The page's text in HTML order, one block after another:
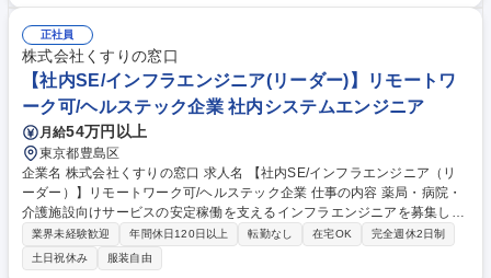
リオの最適化 ■AM部門の組織マネジメント、チームビルディング ※自社
保有と顧客保有の双方に関わり、多様な投資案件の経験を積めます。 募集
職種 【AM責任者/幹部候補】都心高級不動産×富裕層/年休130日・裁量
正社員
株式会社くすりの窓口
【社内SE/インフラエンジニア(リーダー)】リモートワ
ーク可/ヘルステック企業 社内システムエンジニア
月給54万円以上
東京都豊島区
企業名 株式会社くすりの窓口 求人名 【社内SE/インフラエンジニア（リ
ーダー）】リモートワーク可/ヘルステック企業 仕事の内容 薬局・病院・
介護施設向けサービスの安定稼働を支えるインフラエンジニアを募集して
います。AWSを活用し、スケーラブルで高可用性な環境を構築・運用して
います。設計から運用まで幅広く携わることが可能です。 医療業界のDX
を支える社会貢献性の高い仕事に挑戦しながら、スキルを磨くことができ
業界未経験歓迎 年間休日120日以上 転勤なし 在宅OK
完全週休2日制
土日祝休み
服装自由